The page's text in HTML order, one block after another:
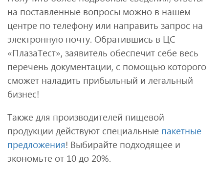
на поставленные вопросы можно в нашем
центре по телефону или направить запрос на
электронную почту. Обратившись в ЦС
«ПлазаТест», заявитель обеспечит себе весь
перечень документации, с помощью которого
сможет наладить прибыльный и легальный
бизнес!
Также для производителей пищевой
продукции действуют специальные пакетные
предложения! Выбирайте подходящее и
экономьте от 10 до 20%.